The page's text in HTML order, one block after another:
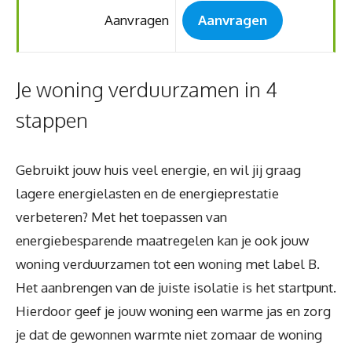
Aanvragen Aanvragen
Je woning verduurzamen in 4
stappen
Gebruikt jouw huis veel energie, en wil jij graag
lagere energielasten en de energieprestatie
verbeteren? Met het toepassen van
energiebesparende maatregelen kan je ook jouw
woning verduurzamen tot een woning met label B.
Het aanbrengen van de juiste isolatie is het startpunt.
Hierdoor geef je jouw woning een warme jas en zorg
je dat de gewonnen warmte niet zomaar de woning